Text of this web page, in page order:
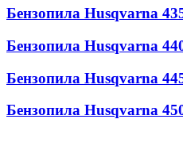
Бензопила Husqvarna
Бензопила Husqvarna
Бензопила Husqvarna
Бензопила Husqvarna